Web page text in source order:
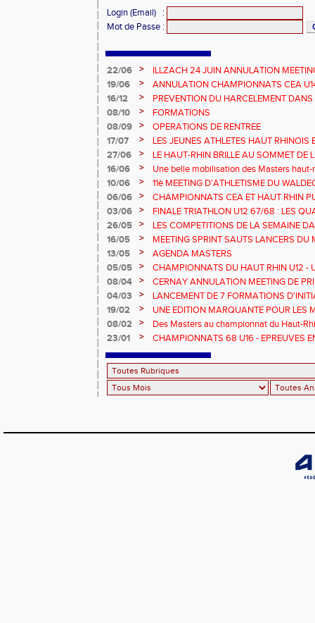
Login (Email)
:
Mot de Passe :
22/06 >
ILLZACH 24 JUIN ANNULATION
19/06
>
ANNULATION CHAMPIONNATS CEA
16/12
>
PREVENTION DU HARCELEMENT
08/10
>
FORMATIONS
08/09
>
OPERATIONS DE RENTREE
17/07
>
LES JEUNES ATHLETES HAUT RHINOIS
CHAMPIONNATS DE FRANCE AVENIR
27/06 >
LE HAUT-RHIN BRILLE AU SOMMET DE
!
16/06 >
Une belle mobilisation des Masters haut-
Championnats Grand Est 2025
10/06 >
11è MEETING D'ATHLETISME DU
06/06
>
CHAMPIONNATS CEA ET HAUT RHIN
03/06
>
FINALE TRIATHLON U12 67/68 : LES
26/05
>
LES COMPETITIONS DE LA SEMAINE
16/05
>
MEETING SPRINT SAUTS LANCERS DU
13/05
>
AGENDA MASTERS
05/05
>
CHAMPIONNATS DU HAUT RHIN U12 -
08/04
>
CERNAY ANNULATION MEETING DE
04/03
>
LANCEMENT DE 7 FORMATIONS
19/02
>
UNE EDITION MARQUANTE POUR LES
08/02
>
Des Masters au championnat du Haut-
23/01
>
CHAMPIONNATS 68 U16 - EPREUVES